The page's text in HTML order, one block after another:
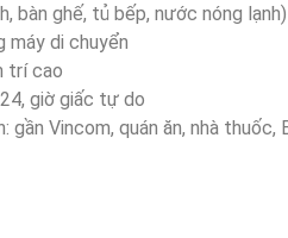
bàn ghế, tủ bếp, nước nóng lạnh)
máy di chuyển
trí cao
giờ giấc tự do
gần Vincom, quán ăn, nhà thuốc,